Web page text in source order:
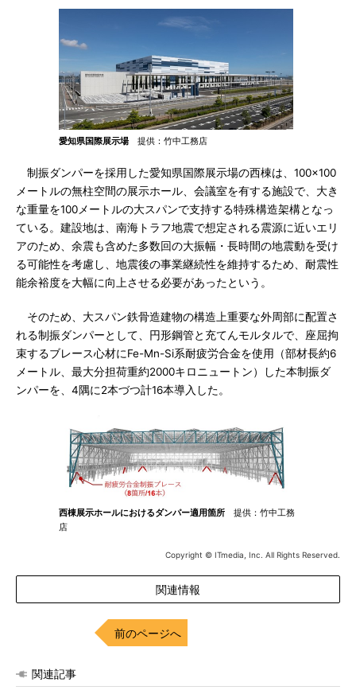
愛知県国際展示場 提供：竹中工務店
制振ダンパーを採用した愛知県国際展示場の西棟は、100×100
メートルの無柱空間の展示ホール、会議室を有する施設で、大き
な重量を100メートルの大スパンで支持する特殊構造架構となっ
ている。建設地は、南海トラフ地震で想定される震源に近いエリ
アのため、余震も含めた多数回の大振幅・長時間の地震動を受け
る可能性を考慮し、地震後の事業継続性を維持するため、耐震性
能余裕度を大幅に向上させる必要があったという。
そのため、大スパン鉄骨造建物の構造上重要な外周部に配置さ
れる制振ダンパーとして、円形鋼管と充てんモルタルで、座屈拘
束するブレース心材にFe-Mn-Si系耐疲労合金を使用（部材長約6
メートル、最大分担荷重約2000キロニュートン）した本制振ダ
ンパーを、4隅に2本づつ計16本導入した。
西棟展示ホールにおけるダンパー適用箇所 提供：竹中工務
店
Copyright © ITmedia, Inc. All Rights Reserved.
関連情報
前のページへ
関連記事